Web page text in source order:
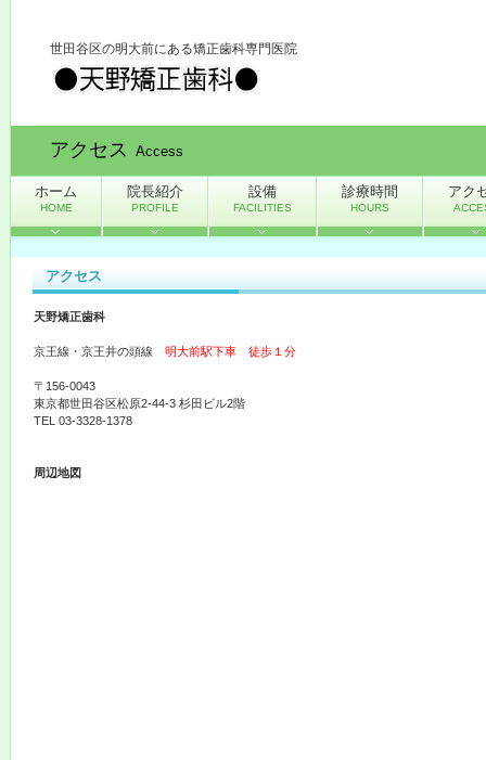
世田谷区の明大前にある矯正歯科専門医院
アクセス Access
アクセス
天野矯正歯科
京王線・京王井の頭線明大前駅下車 徒歩１分
〒156-0043
東京都世田谷区松原2-44-3 杉田ビル2階
TEL 03-3328-1378
周辺地図
ホーム
HOME
院長紹介
PROFILE
設備
FACILITIES
診療時間
HOURS
アク